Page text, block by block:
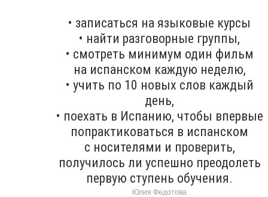
• записаться на языковые курсы
• найти разговорные группы,
• смотреть минимум один фильм
на испанском каждую неделю,
• учить по 10 новых слов каждый
день,
• поехать в Испанию, чтобы впервые
попрактиковаться в испанском
с носителями и проверить,
получилось ли успешно преодолеть
первую ступень обучения.
Юлия Федотова